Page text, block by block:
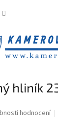
hliník
hodnocení